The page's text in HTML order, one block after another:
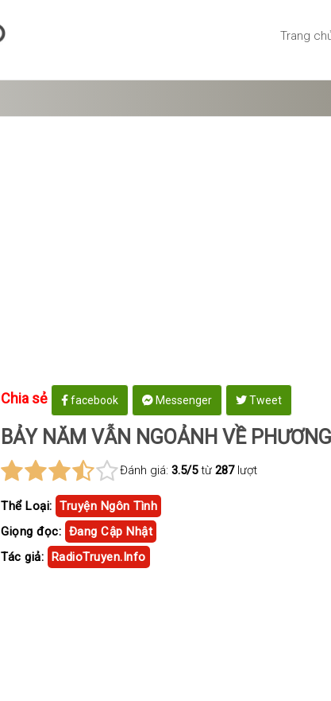
Trang
Chia sẻ facebook Messenger Tweet
BẢY NĂM VẪN NGOẢNH VỀ
Đánh giá: 3.5/5từ 287lượt
Thể Loại: Truyện Ngôn Tình
Giọng đọc: Đang Cập Nhật
Tác giả: RadioTruyen.Info